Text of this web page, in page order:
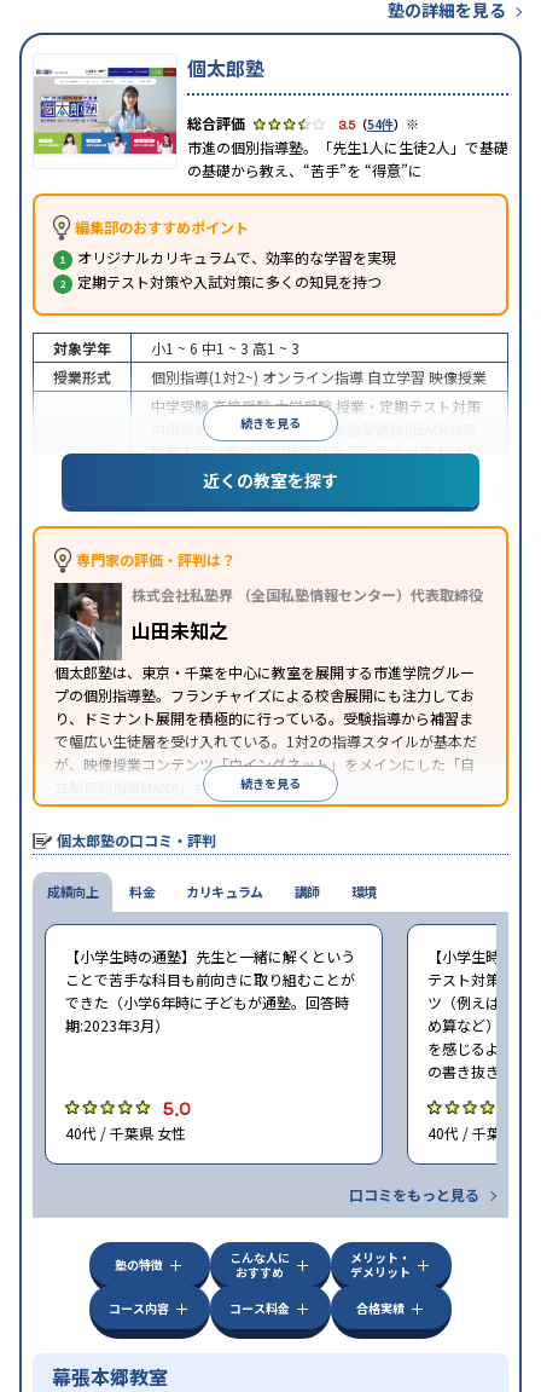
塾の詳細を見る
個太郎塾
3.5（54件） ※
市進の個別指導塾。「先生1人に生徒2人」で基礎
の基礎から教え、“苦手”を “得意”に
編集部のおすすめポイント
オリジナルカリキュラムで、効率的な学習を実現
定期テスト対策や入試対策に多くの知見を持つ
続きを見る
対象学年 小1 ~ 6 中1 ~ 3 高1 ~ 3
授業形式
個別指導(1対2~) オンライン指導 自立学習 映像授業
中学受験高校受験大学受験 授業・定期テスト対策
内申点対策
学習習慣の定着
総合型選抜(旧AO)対策
推薦入試対策学校別特化対策国公立大対策私大対
共通テスト対策英検(英語検定)対策
その他
特徴
中高一貫校生に対応
応
学習にPC・タブレットを利用
科目から受講可能 季節講習のみの受講可自習室あ
り
※2023年3月調査。
小学校高学年の個別指導塾アンケート調査方法
近くの教室を探す
専門家の評価・評判は？
株式会社私塾界 （全国私塾情報センター）代表取締役
山田未知之
個太郎塾は、東京・千葉を中心に教室を展開する市進学院グルー
プの個別指導塾。フランチャイズによる校舎展開にも注力してお
り、ドミナント展開を積極的に行っている。受験指導から補習ま
で幅広い生徒層を受け入れている。1対2の指導スタイルが基本だ
が、映像授業コンテンツ「ウイングネット」をメインにした「自
立型個別指導MANA」も選択できる。
続きを見る
個太郎塾の口コミ・評判
成績向上
【小学生時の通塾】先生と一緒に解くという
ことで苦手な科目も前向きに取り組むことが
できた（小学6年時に子どもが通塾。回答時
期:2023年3月）
5.0
40代 / 千葉県 女性
【小学生時の通
テスト対策はし
ツ（例えば国語
め算など）を習
を感じるように
の書き抜きのコ
40代 / 千葉県 女
口コミをもっと見る
料金 カリキュラム 講師 環境
塾の特徴
こんな人に
おすすめ
メリット・
デメリット
コース内容
コース料金 合格実績
幕張本郷教室